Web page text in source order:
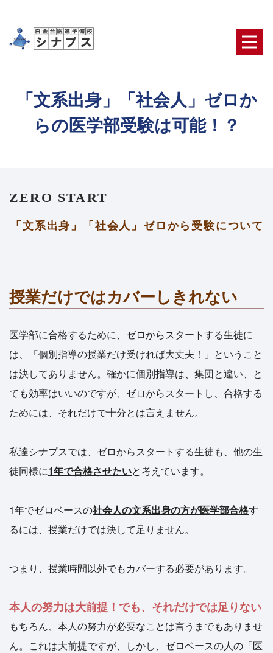
「文系出身」「社会人」ゼロか
らの医学部受験は可能！？
ZERO START
「文系出身」「社会人」ゼロから受験について
授業だけではカバーしきれない
医学部に合格するために、ゼロからスタートする生徒に
は、「個別指導の授業だけ受ければ大丈夫！」ということ
は決してありません。確かに個別指導は、集団と違い、と
ても効率はいいのですが、ゼロからスタートし、合格する
ためには、それだけで十分とは言えません。
私達シナプスでは、ゼロからスタートする生徒も、他の生
徒同様に1年で合格させたいと考えています。
1年でゼロベースの社会人の文系出身の方が医学部合格す
るには、授業だけでは決して足りません。
つまり、 授業時間以外でもカバーする必要があります。
本人の努力は大前提！でも、それだけでは足りない
もちろん、本人の努力が必要なことは言うまでもありませ
ん。これは大前提ですが、しかし、ゼロベースの人の「医